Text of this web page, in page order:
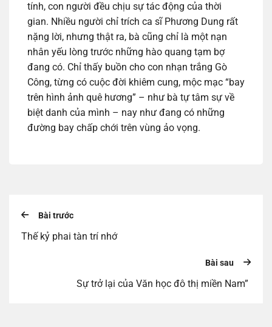
tính, con người đều chịu sự tác động của thời
gian. Nhiều người chỉ trích ca sĩ Phương Dung rất
nặng lời, nhưng thật ra, bà cũng chỉ là một nạn
nhân yếu lòng trước những hào quang tạm bợ
đang có. Chỉ thấy buồn cho con nhạn trắng Gò
Công, từng có cuộc đời khiêm cung, mộc mạc “bay
trên hình ảnh quê hương” – như bà tự tâm sự về
biệt danh của mình – nay như đang có những
đường bay chấp chới trên vùng ảo vọng.
Bài trước
Thế kỷ phai tàn trí nhớ
Bài sau
Sự trở lại của Văn học đô thị miền Nam”